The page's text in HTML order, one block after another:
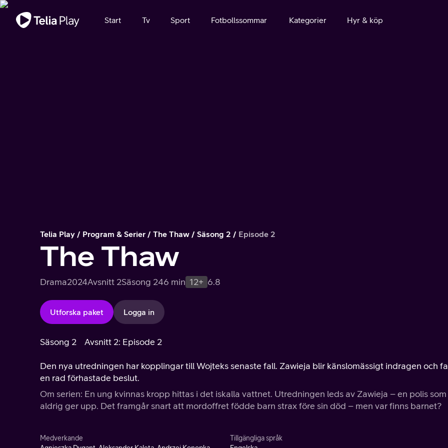
Viktigt meddelande
Start Tv Sport Fotbollssommar Kategorier Hyr & köp
Telia Play Program & Serier The Thaw Säsong 2 Episode 2
The Thaw
Drama2024Avsnitt 2Säsong 246 min 12+ 6.8
Utforska paket Logga in
Säsong 2 Avsnitt 2: Episode 2
Den nya utredningen har kopplingar till Wojteks senaste fall. Zawieja blir känslomässigt indragen och
en rad förhastade beslut.
Om serien: En ung kvinnas kropp hittas i det iskalla vattnet. Utredningen leds av Zawieja – en polis som
aldrig ger upp. Det framgår snart att mordoffret födde barn strax före sin död – men var finns barnet?
Medverkande
Tillgängliga språk